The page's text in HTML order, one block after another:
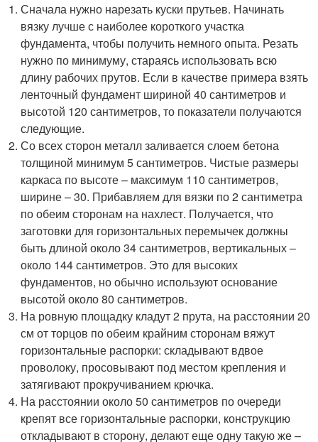
Сначала нужно нарезать куски прутьев. Начинать
вязку лучше с наиболее короткого участка
фундамента, чтобы получить немного опыта. Резать
нужно по минимуму, стараясь использовать всю
длину рабочих прутов. Если в качестве примера взять
ленточный фундамент шириной 40 сантиметров и
высотой 120 сантиметров, то показатели получаются
следующие.
Со всех сторон металл заливается слоем бетона
толщиной минимум 5 сантиметров. Чистые размеры
каркаса по высоте – максимум 110 сантиметров,
ширине – 30. Прибавляем для вязки по 2 сантиметра
по обеим сторонам на нахлест. Получается, что
заготовки для горизонтальных перемычек должны
быть длиной около 34 сантиметров, вертикальных –
около 144 сантиметров. Это для высоких
фундаментов, но обычно используют основание
высотой около 80 сантиметров.
На ровную площадку кладут 2 прута, на расстоянии 20
см от торцов по обеим крайним сторонам вяжут
горизонтальные распорки: складывают вдвое
проволоку, просовывают под местом крепления и
затягивают прокручиванием крючка.
На расстоянии около 50 сантиметров по очереди
крепят все горизонтальные распорки, конструкцию
откладывают в сторону, делают еще одну такую же –